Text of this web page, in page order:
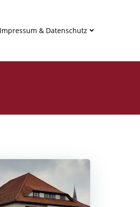
Impressum & Datenschutz